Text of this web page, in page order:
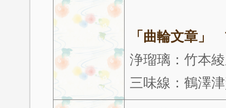
「曲輪文章」
浄瑠璃：竹本
三味線：鶴澤